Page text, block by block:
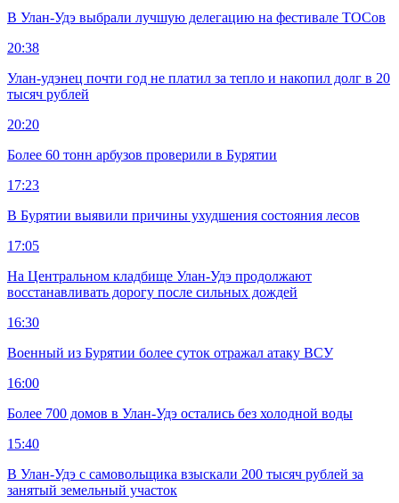
В Улан-Удэ выбрали лучшую делегацию на фестивале ТОСов
20:38
Улан-удэнец почти год не платил за тепло и накопил долг в 20
тысяч рублей
20:20
Более 60 тонн арбузов проверили в Бурятии
17:23
В Бурятии выявили причины ухудшения состояния лесов
17:05
На Центральном кладбище Улан-Удэ продолжают
восстанавливать дорогу после сильных дождей
16:30
Военный из Бурятии более суток отражал атаку ВСУ
16:00
Более 700 домов в Улан-Удэ остались без холодной воды
15:40
В Улан-Удэ с самовольщика взыскали 200 тысяч рублей за
занятый земельный участок